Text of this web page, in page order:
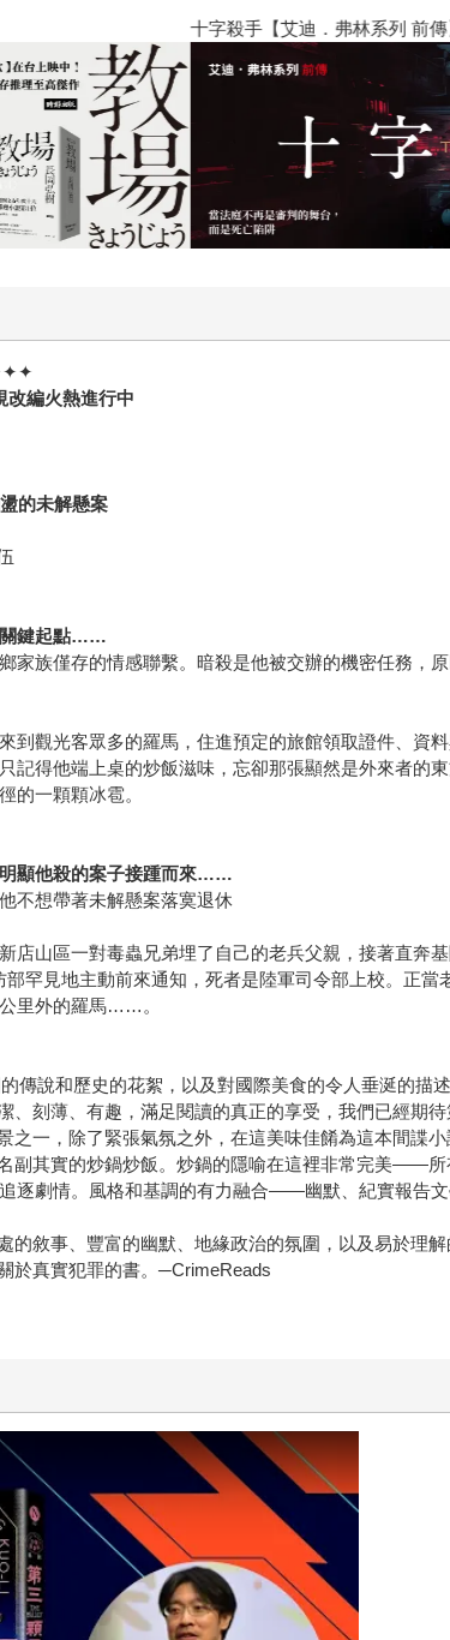
殺人」的國中生，這次的大魔王則是走在鮮血鋪
電影難以完美呈現的，翹首期盼續集開拍的同時
十字殺手【艾迪．弗林系列 前傳
改編火熱進行中
的未解懸案
關鍵起點……
家族僅存的情感聯繫。暗殺是他被交辦的機密任務，
到觀光客眾多的羅馬，住進預定的旅館領取證件、資
記得他端上桌的炒飯滋味，忘卻那張顯然是外來者的
的一顆顆冰雹。
明顯他殺的案子接踵而來……
不想帶著未解懸案落寞退休
店山區一對毒蟲兄弟埋了自己的老兵父親，接著直奔
罕見地主動前來通知，死者是陸軍司令部上校。正當
里外的羅馬……。
傳說和歷史的花絮，以及對國際美食的令人垂涎的描
刻薄、有趣，滿足閱讀的真正的享受，我們已經期待
一，除了緊張氣氛之外，在這美味佳餚為這本間諜
其實的炒鍋炒飯。炒鍋的隱喻在這裡非常完美——所
逐劇情。風格和基調的有力融合——幽默、紀實報告
敘事、豐富的幽默、地緣政治的氛圍，以及易於理
於真實犯罪的書。─CrimeReads